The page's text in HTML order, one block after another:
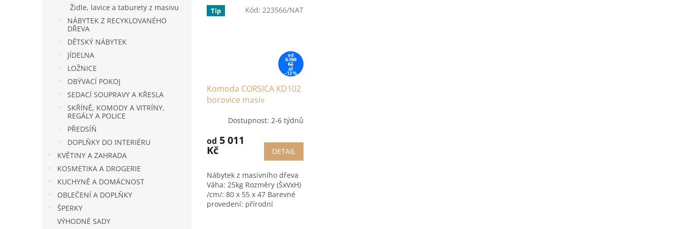
Židle, lavice a taburety z masivu
NÁBYTEK Z RECYKLOVANÉHO
DŘEVA
DĚTSKÝ NÁBYTEK
JÍDELNA
LOŽNICE
OBÝVACÍ POKOJ
SEDACÍ SOUPRAVY A KŘESLA
SKŘÍNĚ, KOMODY A VITRÍNY,
REGÁLY A POLICE
PŘEDSÍŇ
DOPLŇKY DO INTERIÉRU
KVĚTINY A ZAHRADA
KOSMETIKA A DROGERIE
KUCHYNĚ A DOMÁCNOST
OBLEČENÍ A DOPLŇKY
ŠPERKY
VÝHODNÉ SADY
Tip
od
5 799
Kč
až
–13 %
Komoda CORSICA KD102
borovice masiv
Dostupnost: 2-6 týdnů
od 5 011
Kč DETAIL
Nábytek z masivního dřeva
Váha: 25kg Rozměry (ŠxVxH)
/cm/: 80 x 55 x 47 Barevné
provedení: přírodní
Kód: 223566/NAT